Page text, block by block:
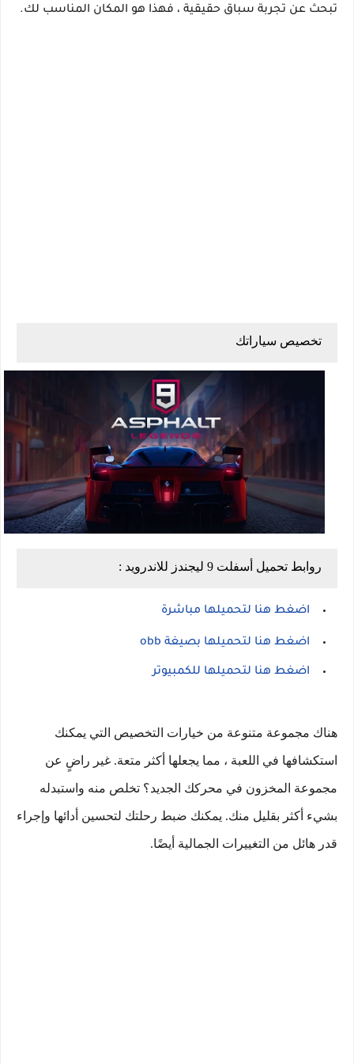
تبحث عن تجربة سباق حقيقية ، فهذا هو المكان المناسب لك.
تخصيص سياراتك
روابط تحميل أسفلت 9 ليجندز للاندرويد :
اضغط هنا لتحميلها مباشرة
اضغط هنا لتحميلها بصيغة obb
اضغط هنا لتحميلها للكمبيوتر
هناك مجموعة متنوعة من خيارات التخصيص التي يمكنك
استكشافها في اللعبة ، مما يجعلها أكثر متعة. غير راضٍ عن
مجموعة المخزون في محركك الجديد؟ تخلص منه واستبدله
بشيء أكثر بقليل منك. يمكنك ضبط رحلتك لتحسين أدائها وإجراء
قدر هائل من التغييرات الجمالية أيضًا.